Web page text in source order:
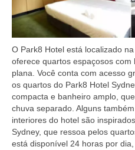
O Park8 Hotel está localizado
oferece quartos espaçosos com
plana. Você conta com acesso
os quartos do Park8 Hotel
compacta e banheiro amplo,
chuva separado. Alguns
interiores do hotel são
Sydney, que ressoa pelos
está disponível 24 horas por